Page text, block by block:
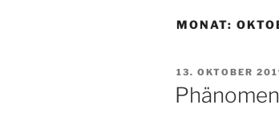
MONAT:
AM
13. OKTOBER